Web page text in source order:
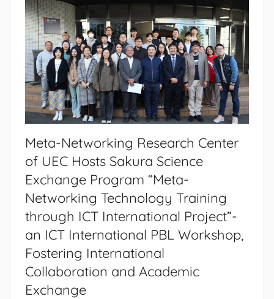
Meta-Networking Research Center
of UEC Hosts Sakura Science
Exchange Program “Meta-
Networking Technology Training
through ICT International Project”-
an ICT International PBL Workshop,
Fostering International
Collaboration and Academic
Exchange